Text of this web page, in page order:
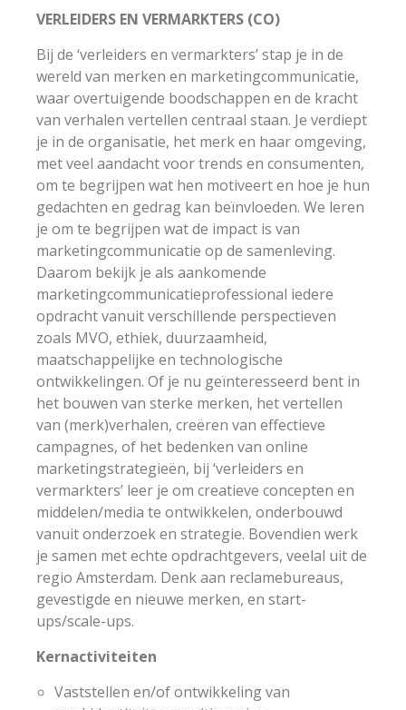
VERLEIDERS EN VERMARKTERS (CO)
Bij de ‘verleiders en vermarkters’ stap je in de
wereld van merken en marketingcommunicatie,
waar overtuigende boodschappen en de kracht
van verhalen vertellen centraal staan. Je verdiept
je in de organisatie, het merk en haar omgeving,
met veel aandacht voor trends en consumenten,
om te begrijpen wat hen motiveert en hoe je hun
gedachten en gedrag kan beïnvloeden. We leren
je om te begrijpen wat de impact is van
marketingcommunicatie op de samenleving.
Daarom bekijk je als aankomende
marketingcommunicatieprofessional iedere
opdracht vanuit verschillende perspectieven
zoals MVO, ethiek, duurzaamheid,
maatschappelijke en technologische
ontwikkelingen. Of je nu geïnteresseerd bent in
het bouwen van sterke merken, het vertellen
van (merk)verhalen, creëren van effectieve
campagnes, of het bedenken van online
marketingstrategieën, bij ‘verleiders en
vermarkters’ leer je om creatieve concepten en
middelen/media te ontwikkelen, onderbouwd
vanuit onderzoek en strategie. Bovendien werk
je samen met echte opdrachtgevers, veelal uit de
regio Amsterdam. Denk aan reclamebureaus,
gevestigde en nieuwe merken, en start-
ups/scale-ups.
Kernactiviteiten
Vaststellen en/of ontwikkeling van